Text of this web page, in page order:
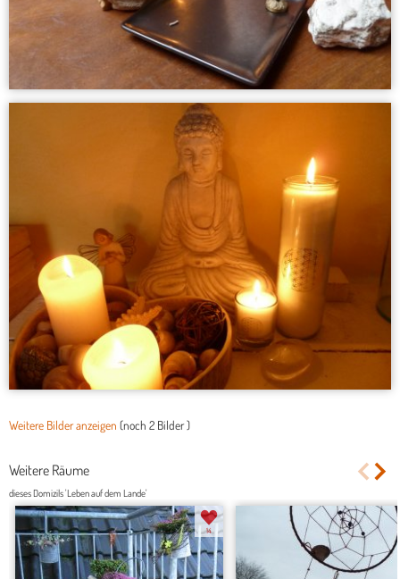
Weitere Bilder anzeigen (noch 2 Bilder)
Weitere Räume
dieses Domizils 'Leben auf dem Lande'
14